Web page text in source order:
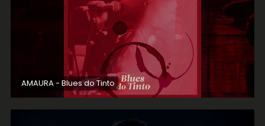
AMAURA - Blues do Tinto